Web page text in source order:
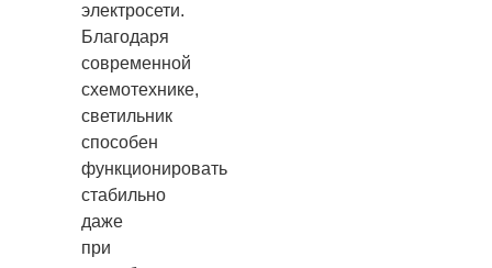
электросети.
Благодаря
современной
схемотехнике,
светильник
способен
функционировать
стабильно
даже
при